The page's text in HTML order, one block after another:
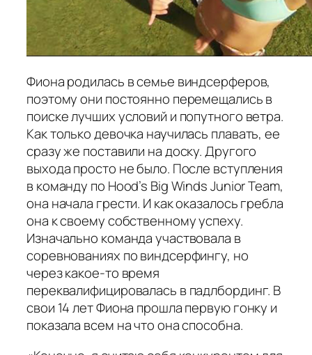
Фиона родилась в семье виндсерферов,
поэтому они постоянно перемещались в
поиске лучших условий и попутного ветра.
Как только девочка научилась плавать, ее
сразу же поставили на доску. Другого
выхода просто не было. После вступления
в команду по Hood’s Big Winds Junior Team,
она начала грести. И как оказалось гребла
она к своему собственному успеху.
Изначально команда участвовала в
соревнованиях по виндсерфингу, но
через какое-то время
переквалифицировалась в падлбординг. В
свои 14 лет Фиона прошла первую гонку и
показала всем на что она способна.